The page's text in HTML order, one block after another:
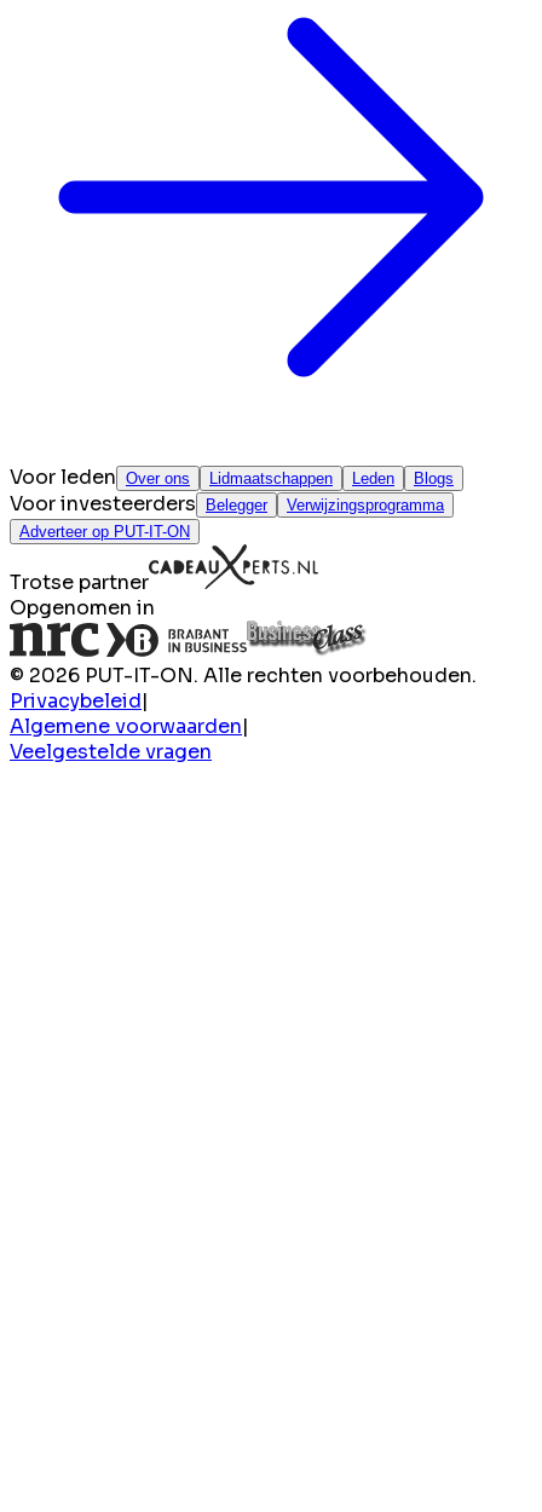
Voor leden Over ons Lidmaatschappen Leden Blogs
Voor investeerders Belegger
Verwijzingsprogramma
Adverteer op PUT-IT-ON
Trotse partner
Opgenomen in
© 2026 PUT-IT-ON. Alle rechten voorbehouden.
Privacybeleid|
Algemene voorwaarden|
Veelgestelde vragen